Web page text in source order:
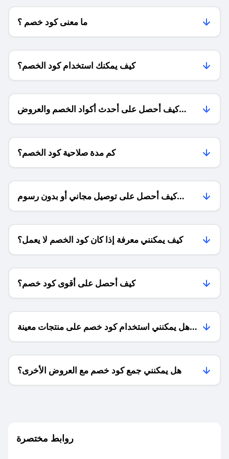
ما معنى كود خصم ؟
كيف يمكنك استخدام كود الخصم؟
كيف أحصل على أحدث أكواد الخصم والعروض
للمتاجر؟
كم مدة صلاحية كود الخصم؟
كيف أحصل على توصيل مجاني أو بدون رسوم
الشحن ؟
كيف يمكنني معرفة إذا كان كود الخصم لا يعمل؟
كيف أحصل على أقوى كود خصم؟
هل يمكنني استخدام كود خصم على منتجات معينة
فقط؟
هل يمكنني جمع كود خصم مع العروض الأخرى؟
روابط مختصرة